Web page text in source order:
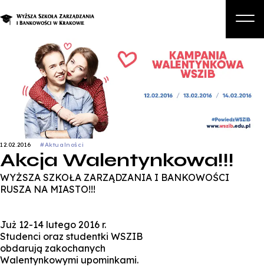
O nas
Kandydat
Student
12.02.2016 #Aktualności
Akcja Walentynkowa!!!
WYŻSZA SZKOŁA ZARZĄDZANIA I BANKOWOŚCI
RUSZA NA MIASTO!!!
Już 12-14 lutego 2016 r.
Studenci oraz studentki WSZIB
obdarują zakochanych
Walentynkowymi upominkami.